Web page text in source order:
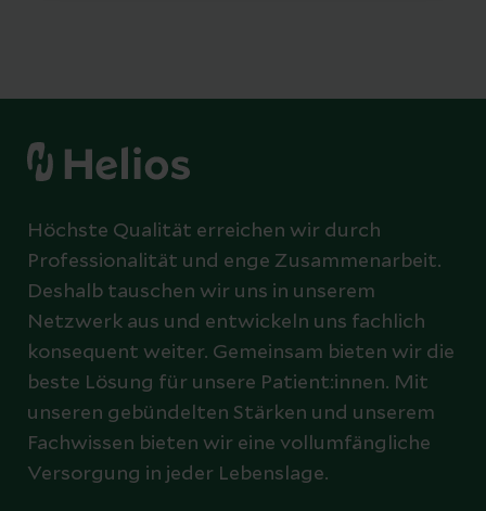
Höchste Qualität erreichen wir durch
Professionalität und enge Zusammenarbeit.
Deshalb tauschen wir uns in unserem
Netzwerk aus und entwickeln uns fachlich
konsequent weiter. Gemeinsam bieten wir die
beste Lösung für unsere Patient:innen. Mit
unseren gebündelten Stärken und unserem
Fachwissen bieten wir eine vollumfängliche
Versorgung in jeder Lebenslage.